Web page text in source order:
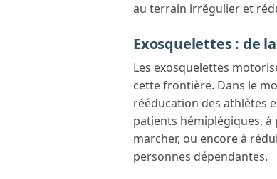
au terrain irrégulier et
Exosquelettes : de
Les exosquelettes
cette frontière. Dans le
rééducation des athlètes
patients hémiplégiques,
marcher, ou encore à
personnes dépendantes.